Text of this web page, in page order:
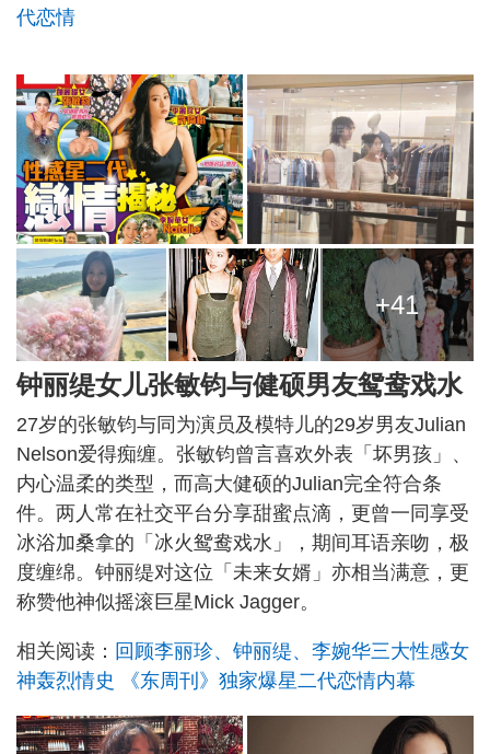
代恋情
+41
钟丽缇女儿张敏钧与健硕男友鸳鸯戏水
27岁的张敏钧与同为演员及模特儿的29岁男友Julian
Nelson爱得痴缠。张敏钧曾言喜欢外表「坏男孩」、
内心温柔的类型，而高大健硕的Julian完全符合条
件。两人常在社交平台分享甜蜜点滴，更曾一同享受
冰浴加桑拿的「冰火鸳鸯戏水」，期间耳语亲吻，极
度缠绵。钟丽缇对这位「未来女婿」亦相当满意，更
称赞他神似摇滚巨星Mick Jagger。
相关阅读： 回顾李丽珍、钟丽缇、李婉华三大性感女
神轰烈情史 《东周刊》独家爆星二代恋情内幕